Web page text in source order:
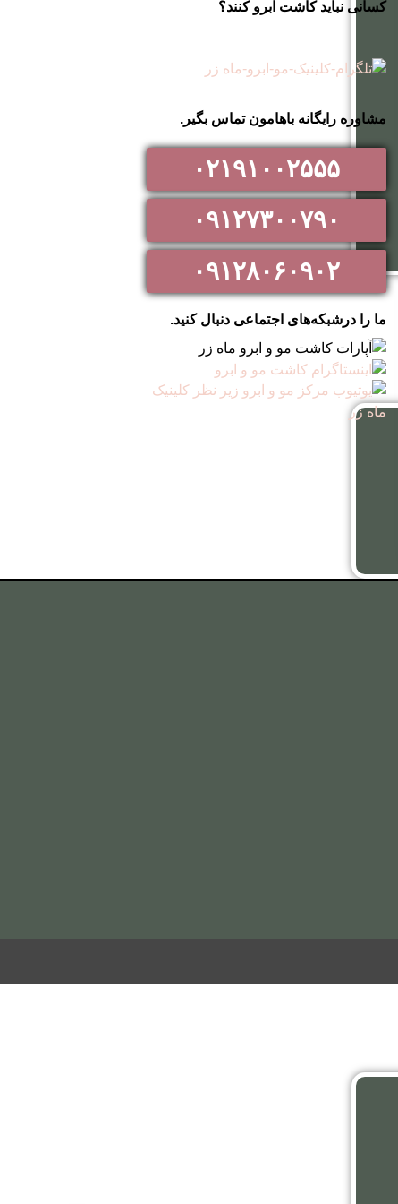
کسانی نباید کاشت ابرو کنند؟
مشاوره رایگانه باهامون تماس بگیر.
۰۲۱۹۱۰۰۲۵۵۵
۰۹۱۲۷۳۰۰۷۹۰
۰۹۱۲۸۰۶۰۹۰۲
ما را درشبکه‌های اجتماعی دنبال کنید.